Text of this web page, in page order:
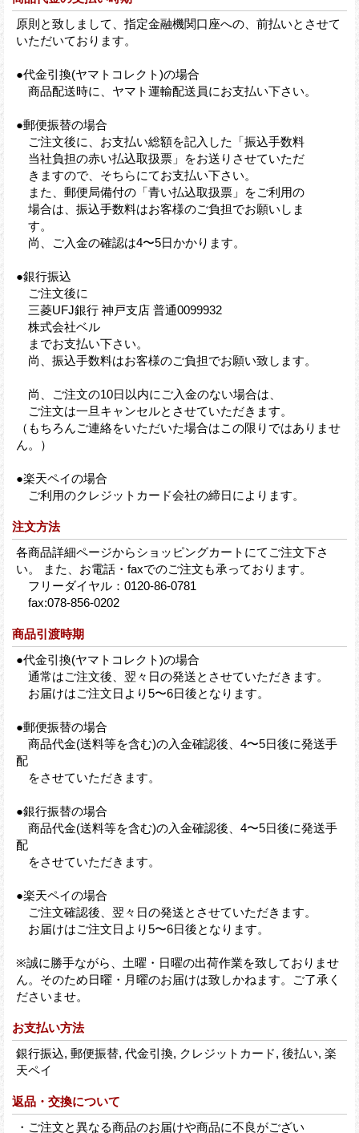
原則と致しまして、指定金融機関口座への、前払いとさせて
いただいております。
●代金引換(ヤマトコレクト)の場合
商品配送時に、ヤマト運輸配送員にお支払い下さい。
●郵便振替の場合
ご注文後に、お支払い総額を記入した「振込手数料
当社負担の赤い払込取扱票」をお送りさせていただ
きますので、そちらにてお支払い下さい。
また、郵便局備付の「青い払込取扱票」をご利用の
場合は、振込手数料はお客様のご負担でお願いしま
す。
尚、ご入金の確認は4〜5日かかります。
●銀行振込
ご注文後に
三菱UFJ銀行 神戸支店 普通0099932
株式会社ベル
までお支払い下さい。
尚、振込手数料はお客様のご負担でお願い致します。
尚、ご注文の10日以内にご入金のない場合は、
ご注文は一旦キャンセルとさせていただきます。
（もちろんご連絡をいただいた場合はこの限りではありませ
ん。）
●楽天ペイの場合
ご利用のクレジットカード会社の締日によります。
注文方法
各商品詳細ページからショッピングカートにてご注文下さ
い。 また、お電話・faxでのご注文も承っております。
フリーダイヤル：0120-86-0781
fax:078-856-0202
商品引渡時期
●代金引換(ヤマトコレクト)の場合
通常はご注文後、翌々日の発送とさせていただきます。
お届けはご注文日より5〜6日後となります。
●郵便振替の場合
商品代金(送料等を含む)の入金確認後、4〜5日後に発送手
配
をさせていただきます。
●銀行振替の場合
商品代金(送料等を含む)の入金確認後、4〜5日後に発送手
配
をさせていただきます。
●楽天ペイの場合
ご注文確認後、翌々日の発送とさせていただきます。
お届けはご注文日より5〜6日後となります。
※誠に勝手ながら、土曜・日曜の出荷作業を致しておりませ
ん。そのため日曜・月曜のお届けは致しかねます。ご了承く
ださいませ。
お支払い方法
銀行振込, 郵便振替, 代金引換, クレジットカード, 後払い, 楽
天ペイ
返品・交換について
・ご注文と異なる商品のお届けや商品に不良がござい